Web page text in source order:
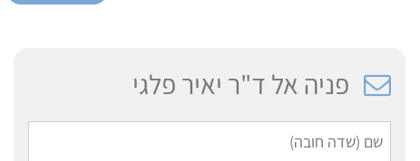
פניה אל ד"ר יאיר פלגי